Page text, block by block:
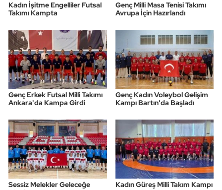
Kadın İşitme Engelliler Futsal
Takımı Kampta
Genç Milli Masa Tenisi Takımı
Avrupa İçin Hazırlandı
Genç Erkek Futsal Milli Takımı
Ankara'da Kampa Girdi
Genç Kadın Voleybol Gelişim
Kampı Bartın'da Başladı
Sessiz Melekler Geleceğe
Kadın Güreş Milli Takım Kampı